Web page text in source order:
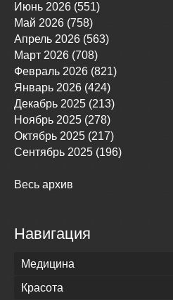
Июнь 2026 (551)
Май 2026 (758)
Апрель 2026 (563)
Март 2026 (708)
Февраль 2026 (821)
Январь 2026 (424)
Декабрь 2025 (213)
Ноябрь 2025 (278)
Октябрь 2025 (217)
Сентябрь 2025 (196)
Весь архив
Навигация
Медицина
Красота